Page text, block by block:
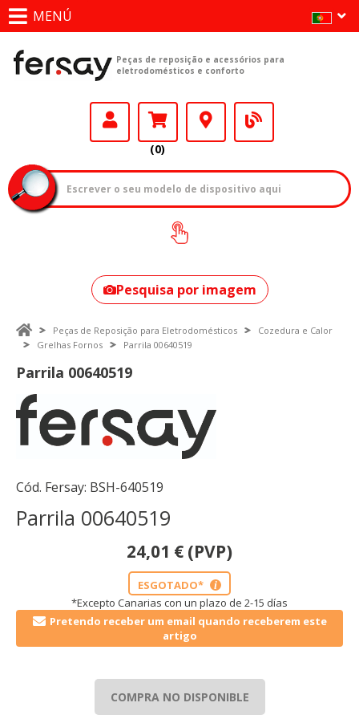
MENÚ
Peças de reposição e acessórios para
eletrodomésticos e conforto
(0)
Como encontrar
o seu modelo?
Pesquisa por imagem
Peças de Reposição para Eletrodomésticos
Cozedura e Calor
Grelhas Fornos
Parrila 00640519
Parrila 00640519
Cód. Fersay: BSH-640519
Parrila 00640519
24,01 € (PVP)
ESGOTADO* i
*Excepto Canarias con un plazo de 2-15 días
Pretendo receber um email quando receberem este
artigo
COMPRA NO DISPONIBLE